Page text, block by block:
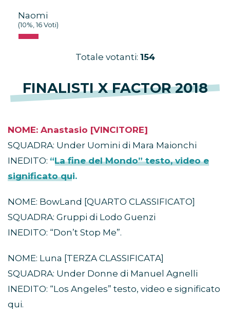
Naomi
(10%, 16 Voti)
Totale votanti: 154
FINALISTI X FACTOR 2018
NOME: Anastasio [VINCITORE]
SQUADRA: Under Uomini di Mara Maionchi
INEDITO: “La fine del Mondo” testo, video e
significato qui.
NOME: BowLand [QUARTO CLASSIFICATO]
SQUADRA: Gruppi di Lodo Guenzi
INEDITO: “Don’t Stop Me”.
NOME: Luna [TERZA CLASSIFICATA]
SQUADRA: Under Donne di Manuel Agnelli
INEDITO: “Los Angeles” testo, video e significato
qui.